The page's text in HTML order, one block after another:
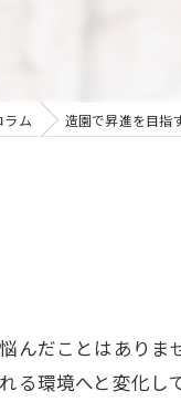
ラム 造園で昇進を目指
んだことはありま
環境へと変化し